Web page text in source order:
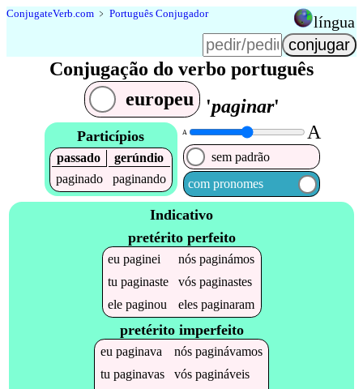
ConjugateVerb.com ﹥ Português Conjugador língua
Conjugação do verbo português
europeu
'paginar'
Particípios
passado
gerúndio
paginado
paginando
A A
sem padrão
com pronomes
Indicativo
pretérito perfeito
eupaginei nóspaginámos
tupaginaste vóspaginastes
elepaginou elespaginaram
pretérito imperfeito
eu paginava nós paginávamos
tu paginavas vós pagináveis